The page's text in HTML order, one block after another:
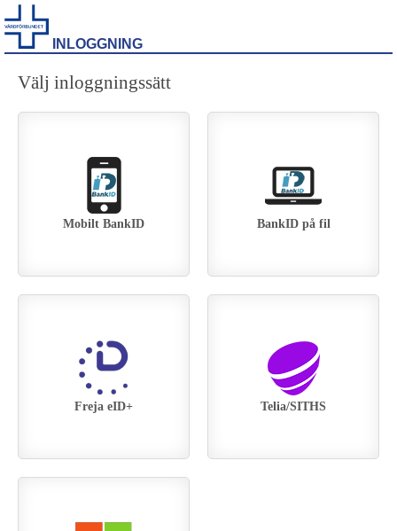
INLOGGNING
Välj inloggningssätt
Mobilt BankID BankID på fil
Telia/SITHS
Freja eID+